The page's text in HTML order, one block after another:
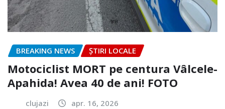
BREAKING NEWS ȘTIRI LOCALE
Motociclist MORT pe centura Vâlcele-
Apahida! Avea 40 de ani! FOTO
clujazi apr. 16, 2026